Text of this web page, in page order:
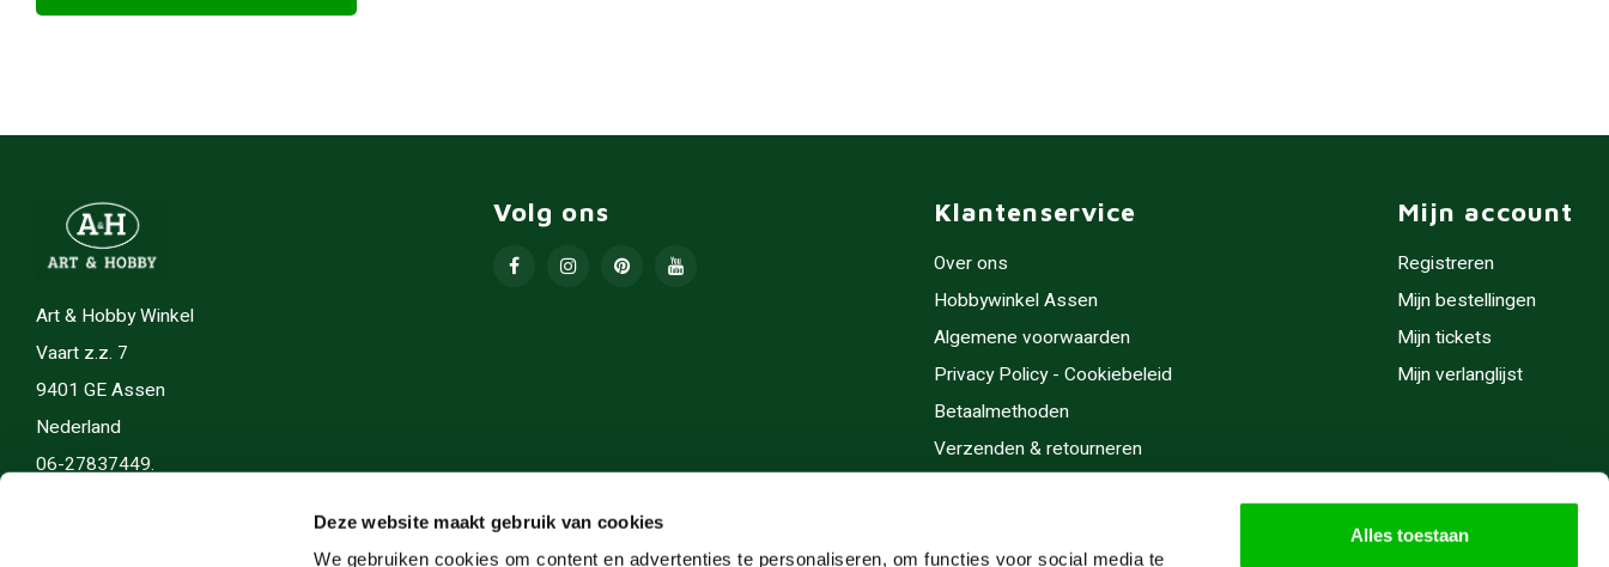
Deze website maakt gebruik van cookies
We gebruiken cookies om content en advertenties te personaliseren, om functies voor social media te
Alles toestaan
Art & Hobby Winkel
Vaart z.z. 7
9401 GE Assen
Nederland
06-27837449.
Volg ons Klantenservice
Over ons
Hobbywinkel Assen
Algemene voorwaarden
Privacy Policy - Cookiebeleid
Betaalmethoden
Verzenden & retourneren
Cadeaubonnen
Mijn account
Registreren
Mijn bestellingen
Mijn tickets
Mijn verlanglijst